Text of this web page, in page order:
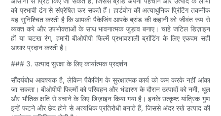
को प्रभावी ढंग से संप्रेषित कर सकते हैं। हार्डवोग की अत्याधुनिक प्रिंटिंग तकनीक
यह सुनिश्चित करती है कि आपकी पैकेजिंग आपके ब्रांड की कहानी को जीवंत रूप से
व्यक्त करे और उपभोक्ताओं के साथ भावनात्मक जुड़ाव बनाए। चाहे जटिल डिज़ाइन
हों या चटख रंग, हमारी बीओपीपी फिल्में प्रभावशाली ब्रांडिंग के लिए एकदम सही
आधार प्रदान करती हैं।
### 3. उत्पाद सुरक्षा के लिए कार्यात्मक प्रदर्शन
सौंदर्यबोध आवश्यक है, लेकिन पैकेजिंग के सुरक्षात्मक कार्य को कम करके नहीं आंका
जा सकता। बीओपीपी फिल्मों को परिवहन और भंडारण के दौरान उत्पादों को नमी, धूल
और भौतिक क्षति से बचाने के लिए डिज़ाइन किया गया है। इनके उत्कृष्ट यांत्रिक गुण
इन्हें फटने और छेद होने से अत्यधिक प्रतिरोधी बनाते हैं, जिससे अंदर रखे उत्पाद की